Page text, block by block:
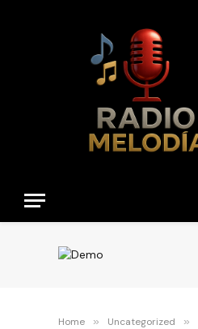
Home » Uncategorized »